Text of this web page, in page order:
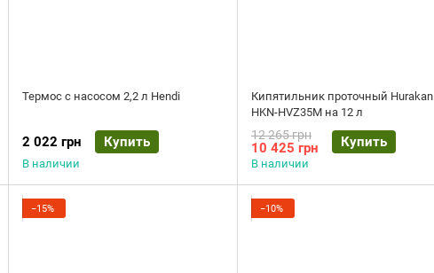
Термос c насосом 2,2 л Hendi
2 022 грн Купить
В наличии
Кипятильник проточный Hurakan
HKN-HVZ35M на 12 л
12 265 грн
10 425 грн Купить
В наличии
−15% −10%